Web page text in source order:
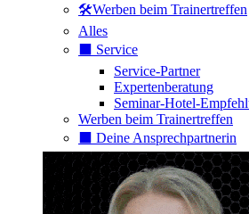
🛠️Werben beim Trainertreffen
Alles
⬛️ Service
Service-Partner
Expertenberatung
Seminar-Hotel-
Werben beim Trainertreffen
⬛️ Deine Ansprechpartnerin